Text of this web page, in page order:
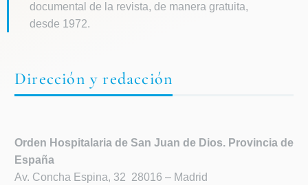
documental de la revista, de manera gratuita,
desde 1972.
Dirección y redacción
Orden Hospitalaria de San Juan de Dios. Provincia de
España
Av. Concha Espina, 32 28016 – Madrid